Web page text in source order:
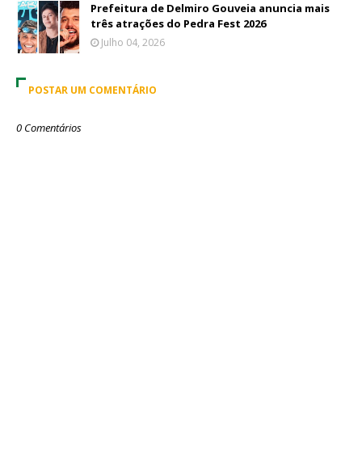
Prefeitura de Delmiro Gouveia anuncia mais
três atrações do Pedra Fest 2026
Julho 04, 2026
POSTAR UM COMENTÁRIO
0 Comentários